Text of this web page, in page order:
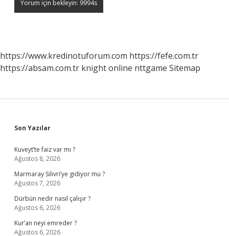
https://www.kredinotuforum.com https://fefe.com.tr
https://absam.com.tr knight online nttgame Sitemap
Sidebar
Son Yazılar
Kuveyt’te faiz var mı ?
Ağustos 8, 2026
Marmaray Silivri’ye gidiyor mu ?
Ağustos 7, 2026
Dürbün nedir nasıl çalışır ?
Ağustos 6, 2026
Kur’an neyi emreder ?
Ağustos 6, 2026